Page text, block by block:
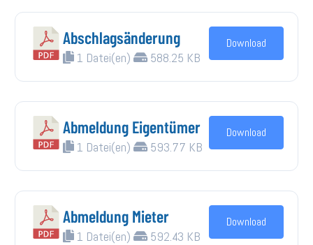
Abschlagsänderung
1 Datei(en) 588.25 KB
Download
Abmeldung Eigentümer
1 Datei(en) 593.77 KB
Download
Abmeldung Mieter
1 Datei(en) 592.43 KB
Download